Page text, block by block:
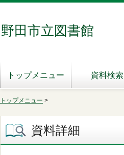
野田市立図書館
トップメニュー 資料検索
トップメニュー >
資料詳細